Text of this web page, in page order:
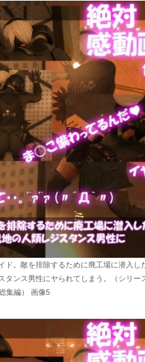
ド。敵を排除するために廃工場に潜入し
タンス男性にヤられてしまう。（シリー
集編） 画像5